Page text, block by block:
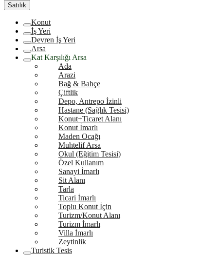
Satılık
Konut
İş Yeri
Devren İş Yeri
Arsa
Kat Karşılığı Arsa
Ada
Arazi
Bağ & Bahçe
Çiftlik
Depo, Antrepo İzinli
Hastane (Sağlık Tesisi)
Konut+Ticaret Alanı
Konut İmarlı
Maden Ocağı
Muhtelif Arsa
Okul (Eğitim Tesisi)
Özel Kullanım
Sanayi İmarlı
Sit Alanı
Tarla
Ticari İmarlı
Toplu Konut İçin
Turizm/Konut Alanı
Turizm İmarlı
Villa İmarlı
Zeytinlik
Turistik Tesis